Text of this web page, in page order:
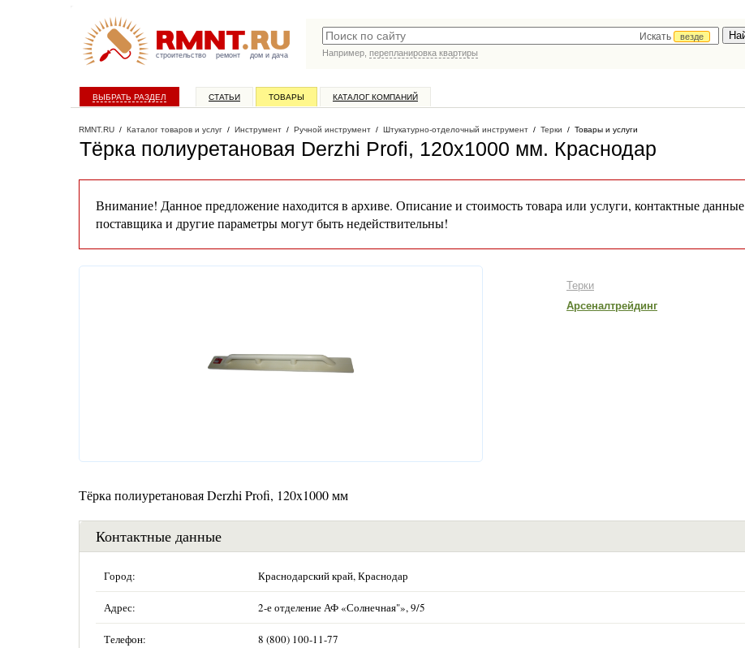
строительство ремонт дом и дача
Искать
везде
Например, перепланировка квартиры
ВЫБРАТЬ РАЗДЕЛ СТАТЬИ ТОВАРЫ КАТАЛОГ КОМПАНИЙ
RMNT.RU / Каталог товаров и услуг / Инструмент / Ручной инструмент / Штукатурно-отделочный инструмент / Терки / Товары и услуги
Тёрка полиуретановая Derzhi Profi, 120x1000 мм. Краснодар
Внимание! Данное предложение находится в архиве. Описание и стоимость товара или услуги, контактные данные
поставщика и другие параметры могут быть недействительны!
Терки
Арсеналтрейдинг
Тёрка полиуретановая Derzhi Profi, 120x1000 мм
Контактные данные
Город: Краснодарский край, Краснодар
Адрес: 2-е отделение АФ «Солнечная"», 9/5
Телефон: 8 (800) 100-11-77